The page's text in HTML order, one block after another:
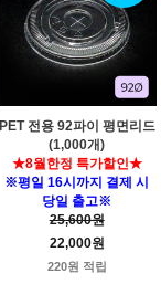
PET 전용 92파이 평면리드
(1,000개)
★8월한정 특가할인★
※평일 16시까지 결제 시
당일 출고※
25,600원
22,000원
220원 적립